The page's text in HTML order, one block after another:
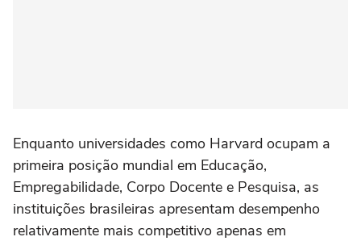
Enquanto universidades como Harvard ocupam a
primeira posição mundial em Educação,
Empregabilidade, Corpo Docente e Pesquisa, as
instituições brasileiras apresentam desempenho
relativamente mais competitivo apenas em